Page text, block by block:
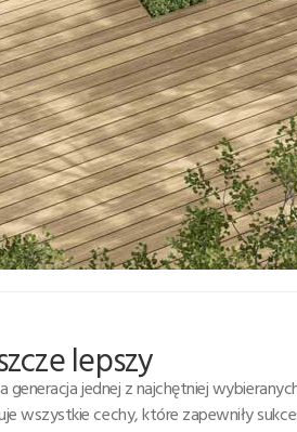
lepszy
jednej z najchętniej
wszystkie cechy, które zapewniły